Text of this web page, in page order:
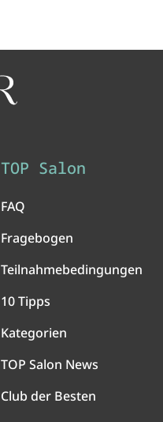
TOP Salon
FAQ
Fragebogen
Teilnahmebedingungen
10 Tipps
Kategorien
TOP Salon News
Club der Besten